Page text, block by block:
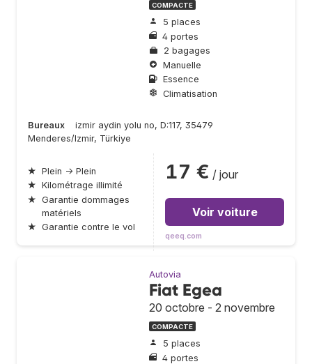
COMPACTE
5 places
4 portes
2 bagages
Manuelle
Essence
Climatisation
Bureaux
izmir aydin yolu no, D:117, 35479
Menderes/Izmir, Türkiye
★ Plein → Plein
★ Kilométrage illimité
★ Garantie dommages
matériels
★ Garantie contre le vol
17 € / jour
Voir voiture
qeeq.com
Autovia
Fiat Egea
20 octobre - 2 novembre
COMPACTE
5 places
4 portes